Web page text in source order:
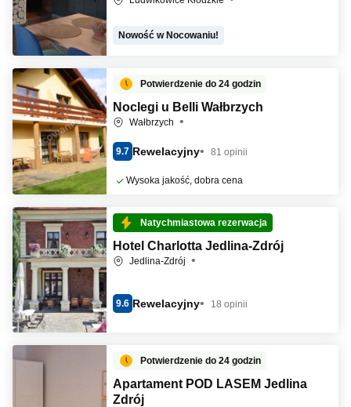
Nowość w Nocowaniu!
Potwierdzenie do 24 godzin
Noclegi u Belli Wałbrzych
Wałbrzych
9.7 Rewelacyjny 81 opinii
Wysoka jakość, dobra cena
Natychmiastowa rezerwacja
Hotel Charlotta Jedlina-Zdrój
Jedlina-Zdrój
9.6 Rewelacyjny 18 opinii
Potwierdzenie do 24 godzin
Apartament POD LASEM Jedlina
Zdrój